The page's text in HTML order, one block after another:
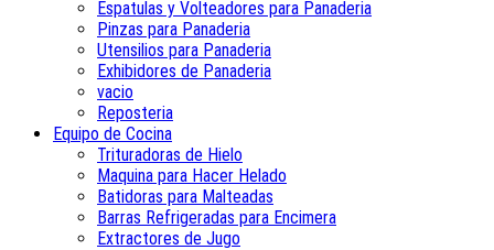
Espatulas y Volteadores para Panaderia
Pinzas para Panaderia
Utensilios para Panaderia
Exhibidores de Panaderia
vacio
Reposteria
Equipo de Cocina
Trituradoras de Hielo
Maquina para Hacer Helado
Batidoras para Malteadas
Barras Refrigeradas para Encimera
Extractores de Jugo